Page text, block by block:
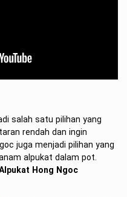
salah satu pilihan yang
rendah dan ingin
juga menjadi pilihan yang
alpukat dalam pot.
Hong Ngoc